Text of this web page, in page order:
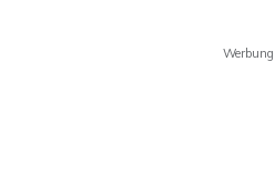
Werbung